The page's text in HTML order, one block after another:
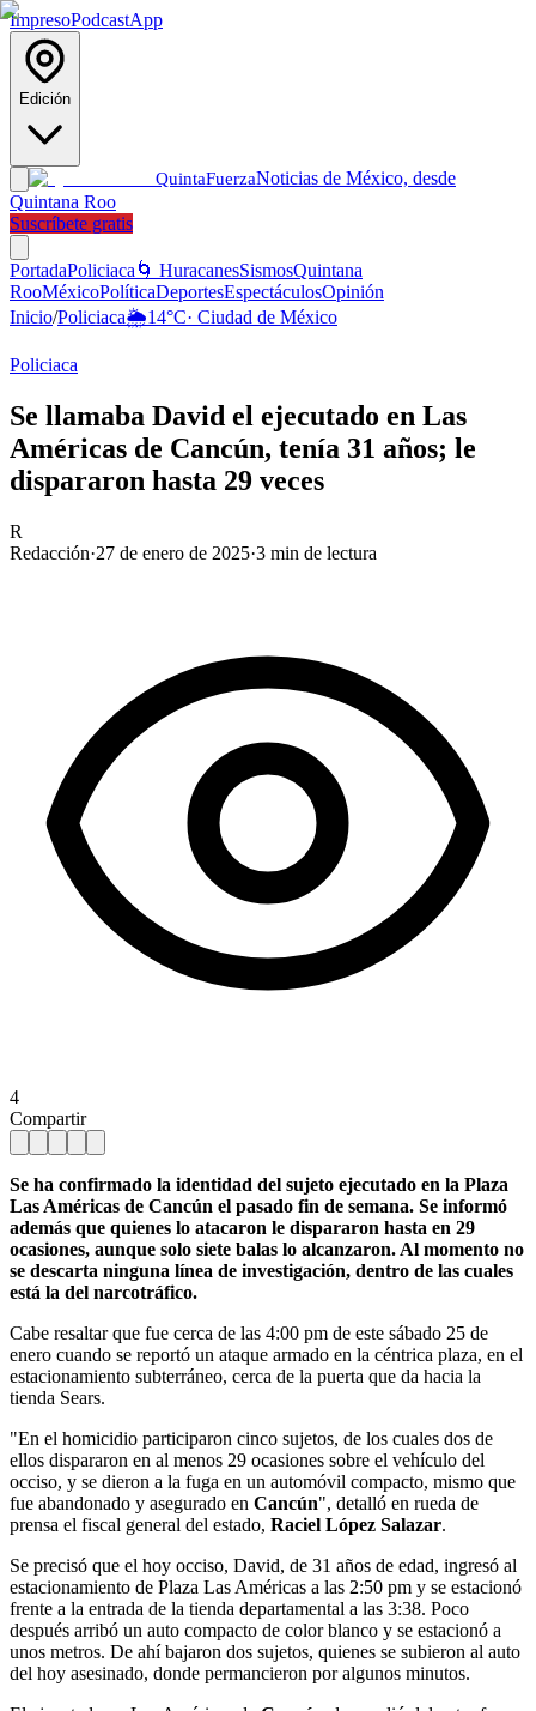
ImpresoPodcastApp
Edición
QuintaFuerzaNoticias de México, desde
Quintana Roo
Suscríbete gratis
PortadaPoliciaca 🌀 HuracanesSismosQuintana
RooMéxicoPolíticaDeportesEspectáculosOpinión
Inicio/Policiaca🌦️14°C· Ciudad de México
Policiaca
Se llamaba David el ejecutado en Las
Américas de Cancún, tenía 31 años; le
dispararon hasta 29 veces
R
Redacción·27 de enero de 2025·3 min de lectura
4
Compartir
Se ha confirmado la identidad del sujeto ejecutado en la Plaza
Las Américas de Cancún el pasado fin de semana. Se informó
además que quienes lo atacaron le dispararon hasta en 29
ocasiones, aunque solo siete balas lo alcanzaron. Al momento no
se descarta ninguna línea de investigación, dentro de las cuales
está la del narcotráfico.
Cabe resaltar que fue cerca de las 4:00 pm de este sábado 25 de
enero cuando se reportó un ataque armado en la céntrica plaza, en el
estacionamiento subterráneo, cerca de la puerta que da hacia la
tienda Sears.
"En el homicidio participaron cinco sujetos, de los cuales dos de
ellos dispararon en al menos 29 ocasiones sobre el vehículo del
occiso, y se dieron a la fuga en un automóvil compacto, mismo que
fue abandonado y asegurado en Cancún", detalló en rueda de
prensa el fiscal general del estado, Raciel López Salazar.
Se precisó que el hoy occiso, David, de 31 años de edad, ingresó al
estacionamiento de Plaza Las Américas a las 2:50 pm y se estacionó
frente a la entrada de la tienda departamental a las 3:38. Poco
después arribó un auto compacto de color blanco y se estacionó a
unos metros. De ahí bajaron dos sujetos, quienes se subieron al auto
del hoy asesinado, donde permancieron por algunos minutos.